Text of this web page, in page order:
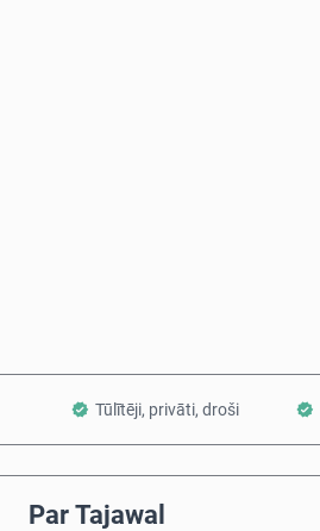
Tūlītēji, privāti, droši
Par Tajawal